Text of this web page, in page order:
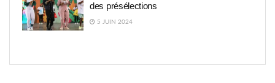
des présélections
5 JUIN 2024